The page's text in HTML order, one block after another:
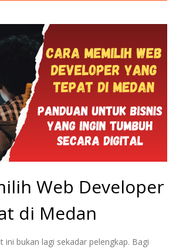
Web Developer
di Medan
ini bukan lagi sekadar pelengkap. Bagi